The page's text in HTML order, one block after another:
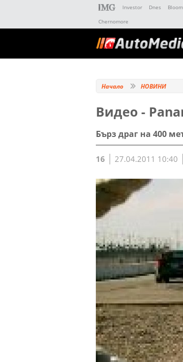
Investor Dnes
Chernomore
Начало НОВИНИ
Видео -
Бърз драг на 400
16 27.04.2011 10:40